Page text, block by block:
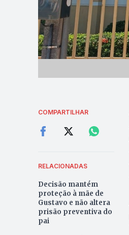
COMPARTILHAR
RELACIONADAS
Decisão mantém
proteção à mãe de
Gustavo e não altera
prisão preventiva do
pai